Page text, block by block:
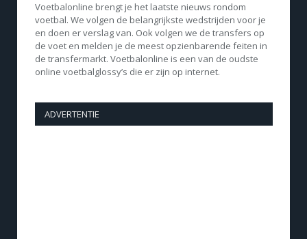
Voetbalonline brengt je het laatste nieuws rondom
voetbal. We volgen de belangrijkste wedstrijden voor je
en doen er verslag van. Ook volgen we de transfers op
de voet en melden je de meest opzienbarende feiten in
de transfermarkt. Voetbalonline is een van de oudste
online voetbalglossy’s die er zijn op internet.
ADVERTENTIE